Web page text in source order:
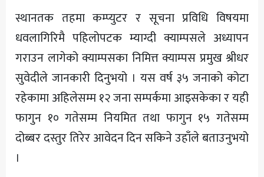
स्थानतक तहमा कम्प्युटर र सूचना प्रविधि विषयमा
धवलागिरिमै पहिलोपटक म्याग्दी क्याम्पसले अध्यापन
गराउन लागेको क्याम्पसका निमित्त क्याम्पस प्रमुख श्रीधर
सुवेदीले जानकारी दिनुभयो । यस वर्ष ३५ जनाको कोटा
रहेकामा अहिलेसम्म १२ जना सम्पर्कमा आइसकेका र यही
फागुन १० गतेसम्म नियमित तथा फागुन १५ गतेसम्म
दोब्बर दस्तुर तिरेर आवेदन दिन सकिने उहाँले बताउनुभयो
।